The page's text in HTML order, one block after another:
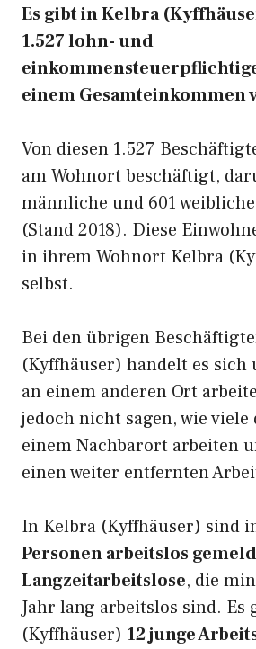
Es gibt in Kelbra
1.527 lohn- und
einem Gesamteinkommen
Von diesen 1.527
am Wohnort beschäftigt,
männliche und 601
(Stand 2018). Diese
in ihrem Wohnort Kelbra
selbst.
Bei den übrigen
(Kyffhäuser) handelt es sich
an einem anderen Ort
jedoch nicht sagen, wie
einem Nachbarort arbeiten
einen weiter entfernten
In Kelbra (Kyffhäuser) sind
Personen arbeitslos
Langzeitarbeitslose, die
Jahr lang arbeitslos sind. Es
(Kyffhäuser) 12 junge